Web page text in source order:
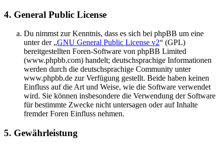
4. General Public License
Du nimmst zur Kenntnis, dass es sich bei phpBB um eine
unter der „GNU General Public License v2“ (GPL)
bereitgestellten Foren-Software von phpBB Limited
(www.phpbb.com) handelt; deutschsprachige Informationen
werden durch die deutschsprachige Community unter
www.phpbb.de zur Verfügung gestellt. Beide haben keinen
Einfluss auf die Art und Weise, wie die Software verwendet
wird. Sie können insbesondere die Verwendung der Software
für bestimmte Zwecke nicht untersagen oder auf Inhalte
fremder Foren Einfluss nehmen.
5. Gewährleistung